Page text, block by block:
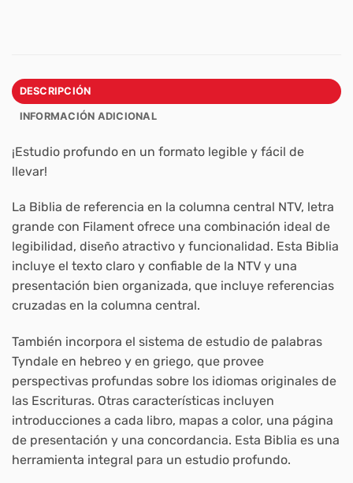
DESCRIPCIÓN
INFORMACIÓN ADICIONAL
¡Estudio profundo en un formato legible y fácil de
llevar!
La Biblia de referencia en la columna central NTV, letra
grande con Filament ofrece una combinación ideal de
legibilidad, diseño atractivo y funcionalidad. Esta Biblia
incluye el texto claro y confiable de la NTV y una
presentación bien organizada, que incluye referencias
cruzadas en la columna central.
También incorpora el sistema de estudio de palabras
Tyndale en hebreo y en griego, que provee
perspectivas profundas sobre los idiomas originales de
las Escrituras. Otras características incluyen
introducciones a cada libro, mapas a color, una página
de presentación y una concordancia. Esta Biblia es una
herramienta integral para un estudio profundo.